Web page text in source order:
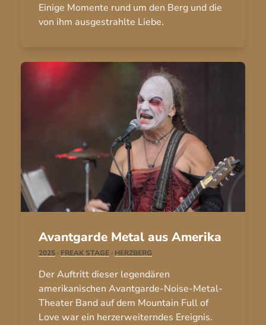
Einige Momente rund um den Berg und die
von ihm ausgestrahlte Liebe.
Avantgarde Metal aus Amerika
2025· FREAK STAGE· HERZBERG
Der Auftritt dieser legendären
amerikanischen Avantgarde-Noise-Metal-
Theater Band auf dem Mountain Full of
Love war ein herzerweiterndes Ereignis.